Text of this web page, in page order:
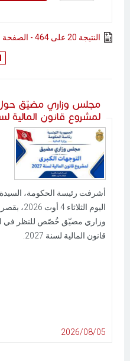
النتيجة 20 على 464 - الصفحة 24/1
مجلس وزاري مضيّق حول
لمشروع قانون المالية لسنة
أشرفت رئيسة الحكومة،
اليوم
وزاري مضيّق خُصّص للنظر في
قانون المالية لسنة 2027.
2026/08/05